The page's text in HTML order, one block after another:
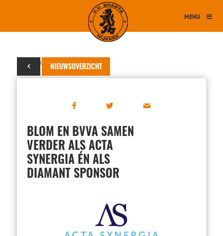
MENU
NIEUWSOVERZICHT
01 september 2018
BLOM EN BVVA SAMEN
VERDER ALS ACTA
SYNERGIA ÉN ALS
DIAMANT SPONSOR